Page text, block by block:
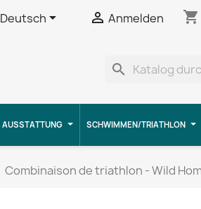
Deutsch  Anmelden shopping_cart
search
AUSSTATTUNG SCHWIMMEN/TRIATHLON
Combinaison de triathlon - Wild